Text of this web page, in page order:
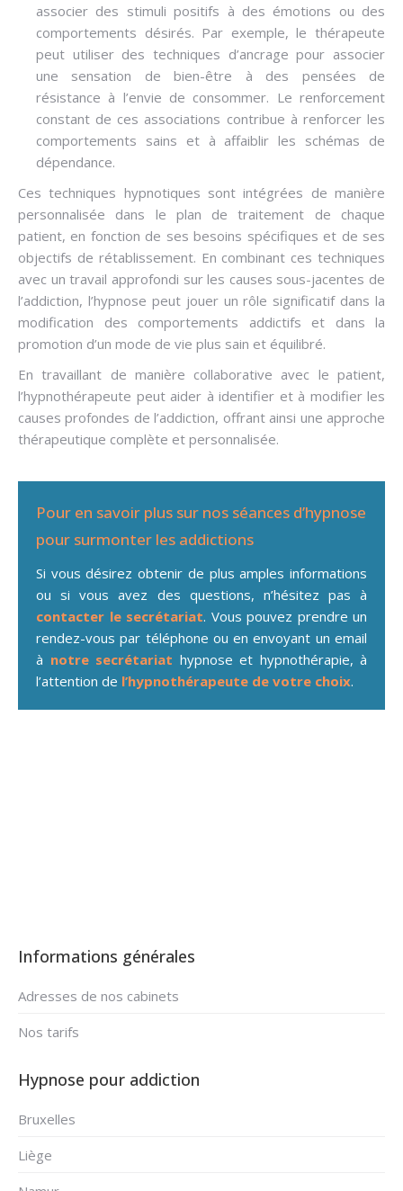
associer des stimuli positifs à des émotions ou des
comportements désirés. Par exemple, le thérapeute
peut utiliser des techniques d’ancrage pour associer
une sensation de bien-être à des pensées de
résistance à l’envie de consommer. Le renforcement
constant de ces associations contribue à renforcer les
comportements sains et à affaiblir les schémas de
dépendance.
Ces techniques hypnotiques sont intégrées de manière
personnalisée dans le plan de traitement de chaque
patient, en fonction de ses besoins spécifiques et de ses
objectifs de rétablissement. En combinant ces techniques
avec un travail approfondi sur les causes sous-jacentes de
l’addiction, l’hypnose peut jouer un rôle significatif dans la
modification des comportements addictifs et dans la
promotion d’un mode de vie plus sain et équilibré.
En travaillant de manière collaborative avec le patient,
l’hypnothérapeute peut aider à identifier et à modifier les
causes profondes de l’addiction, offrant ainsi une approche
thérapeutique complète et personnalisée.
Pour en savoir plus sur nos séances d’hypnose
pour surmonter les addictions
Si vous désirez obtenir de plus amples informations
ou si vous avez des questions, n’hésitez pas à
contacter le secrétariat. Vous pouvez prendre un
rendez-vous par téléphone ou en envoyant un email
à notre secrétariat hypnose et hypnothérapie, à
l’attention de l’hypnothérapeute de votre choix.
Informations générales
Adresses de nos cabinets
Nos tarifs
Hypnose pour addiction
Bruxelles
Liège